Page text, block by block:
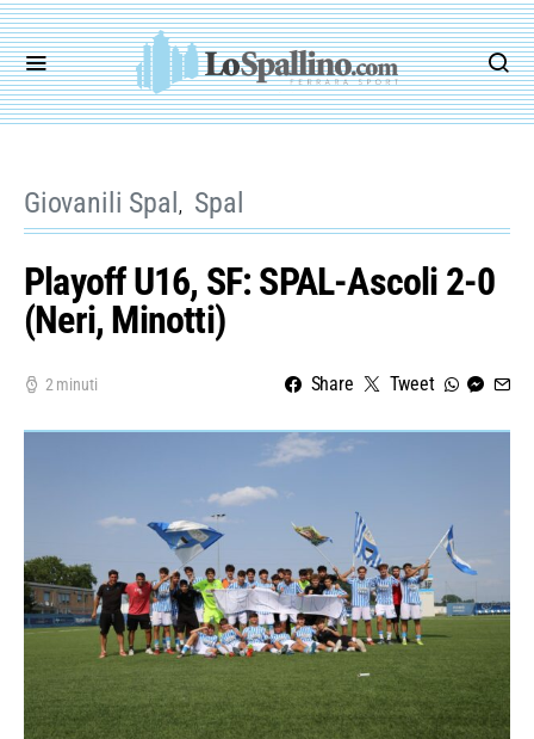
Giovanili Spal Spal
Playoff U16, SF: SPAL-Ascoli 2-0
(Neri, Minotti)
2 minuti Share Tweet